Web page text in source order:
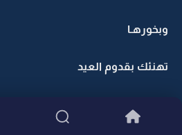
وبخورهـا
تهنئك بقدوم العيد